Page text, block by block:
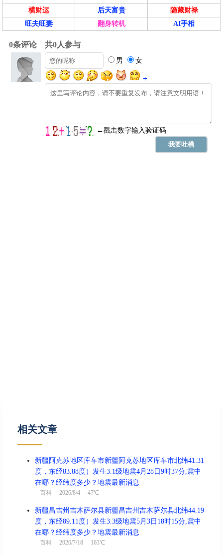
横财运
后天富贵
隐藏财禄
旺夫旺妻
翻身转机 AI手相
相关文章
新疆阿克苏地区库车市新疆阿克苏地区库车市北纬41.31
度，东经83.88度）发生3.1级地震4月28日9时37分,震中
在哪？经纬度多少？地震最新消息
百科 2026/8/4 47℃
新疆昌吉州吉木萨尔县新疆昌吉州吉木萨尔县北纬44.19
度，东经89.11度）发生3.3级地震5月3日18时15分,震中
在哪？经纬度多少？地震最新消息
百科 2026/7/18 163℃